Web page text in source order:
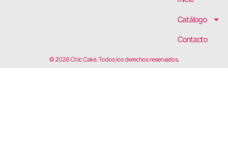
Catálogo
Contacto
© 2026 Chic Cake. Todos los derechos reservados.